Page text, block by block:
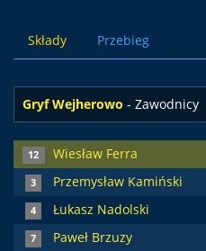
Składy Przebieg
Gryf Wejherowo - Zawodnicy
12 Wiesław Ferra
3 Przemysław Kamiński
4 Łukasz Nadolski
7 Paweł Brzuzy